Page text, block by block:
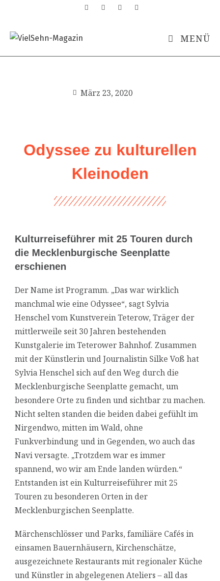
MENÜ
März 23, 2020
Odyssee zu kulturellen
Kleinoden
Kulturreiseführer mit 25 Touren durch
die Mecklenburgische Seenplatte
erschienen
Der Name ist Programm. „Das war wirklich
manchmal wie eine Odyssee“, sagt Sylvia
Henschel vom Kunstverein Teterow, Träger der
mittlerweile seit 30 Jahren bestehenden
Kunstgalerie im Teterower Bahnhof. Zusammen
mit der Künstlerin und Journalistin Silke Voß hat
Sylvia Henschel sich auf den Weg durch die
Mecklenburgische Seenplatte gemacht, um
besondere Orte zu finden und sichtbar zu machen.
Nicht selten standen die beiden dabei gefühlt im
Nirgendwo, mitten im Wald, ohne
Funkverbindung und in Gegenden, wo auch das
Navi versagte. „Trotzdem war es immer
spannend, wo wir am Ende landen würden.“
Entstanden ist ein Kulturreiseführer mit 25
Touren zu besonderen Orten in der
Mecklenburgischen Seenplatte.
Märchenschlösser und Parks, familiäre Cafés in
einsamen Bauernhäusern, Kirchenschätze,
ausgezeichnete Restaurants mit regionaler Küche
und Künstler in abgelegenen Ateliers – all das